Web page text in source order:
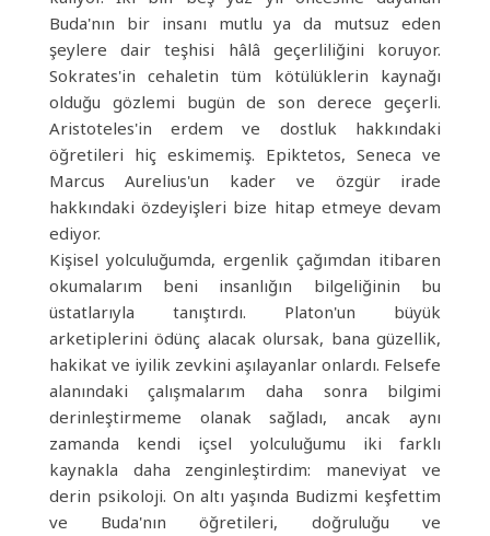
Buda'nın bir insanı mutlu ya da mutsuz eden
şeylere dair teşhisi hâlâ geçerliliğini koruyor.
Sokrates'in cehaletin tüm kötülüklerin kaynağı
olduğu gözlemi bugün de son derece geçerli.
Aristoteles'in erdem ve dostluk hakkındaki
öğretileri hiç eskimemiş. Epiktetos, Seneca ve
Marcus Aurelius'un kader ve özgür irade
hakkındaki özdeyişleri bize hitap etmeye devam
ediyor.
Kişisel yolculuğumda, ergenlik çağımdan itibaren
okumalarım beni insanlığın bilgeliğinin bu
üstatlarıyla tanıştırdı. Platon'un büyük
arketiplerini ödünç alacak olursak, bana güzellik,
hakikat ve iyilik zevkini aşılayanlar onlardı. Felsefe
alanındaki çalışmalarım daha sonra bilgimi
derinleştirmeme olanak sağladı, ancak aynı
zamanda kendi içsel yolculuğumu iki farklı
kaynakla daha zenginleştirdim: maneviyat ve
derin psikoloji. On altı yaşında Budizmi keşfettim
ve Buda'nın öğretileri, doğruluğu ve